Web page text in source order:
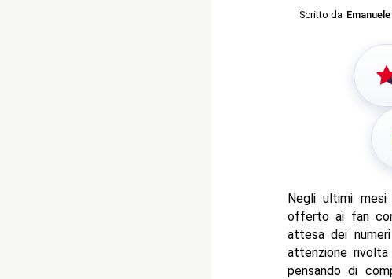
Scritto da
Negli ultimi mesi
offerto ai fan
attesa dei
attenzione
pensando di